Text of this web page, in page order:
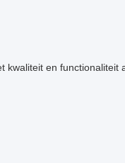
kwaliteit en